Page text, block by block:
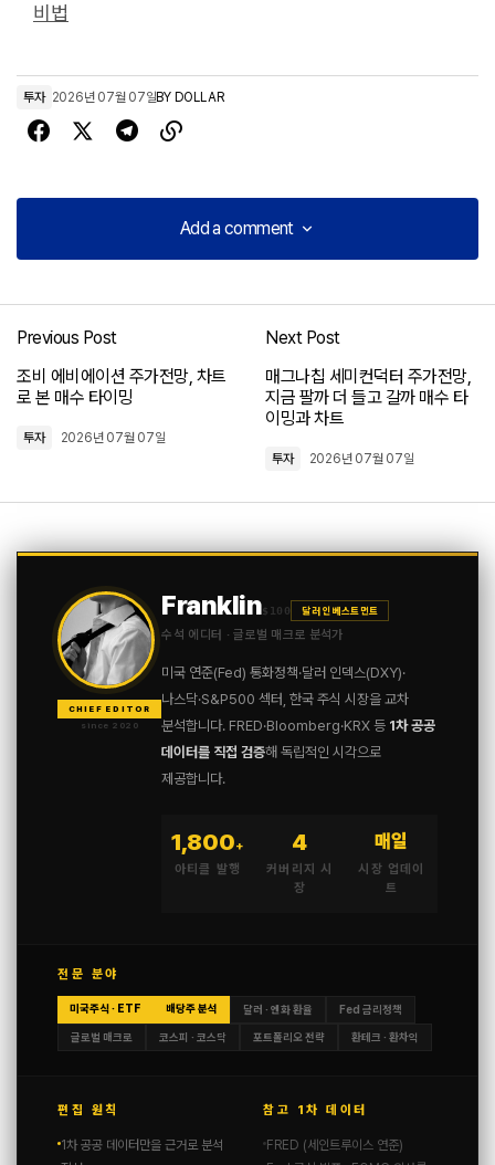
비법
투자 2026년 07월 07일BY DOLLAR
Add a comment
Add a comment
Previous Post
조비 에비에이션 주가전망, 차트
로 본 매수 타이밍
투자 2026년 07월 07일
Next Post
매그나칩 세미컨덕터 주가전망,
지금 팔까 더 들고 갈까 매수 타
이밍과 차트
투자 2026년 07월 07일
CHIEF EDITOR
since 2020
Franklin$100 달러 인베스트먼트
수석 에디터 · 글로벌 매크로 분석가
미국 연준(Fed) 통화정책·달러 인덱스(DXY)·
나스닥·S&P500 섹터, 한국 주식 시장을 교차
분석합니다. FRED·Bloomberg·KRX 등 1차 공공
데이터를 직접 검증해 독립적인 시각으로
제공합니다.
1,800+
아티클 발행
4
커버리지 시
장
매일
시장 업데이
트
전문 분야
미국주식 · ETF 배당주 분석 달러 · 엔화 환율 Fed 금리정책
글로벌 매크로 코스피 · 코스닥 포트폴리오 전략 환테크 · 환차익
편집 원칙
1차 공공 데이터만을 근거로 분석
참고 1차 데이터
FRED (세인트루이스 연준)